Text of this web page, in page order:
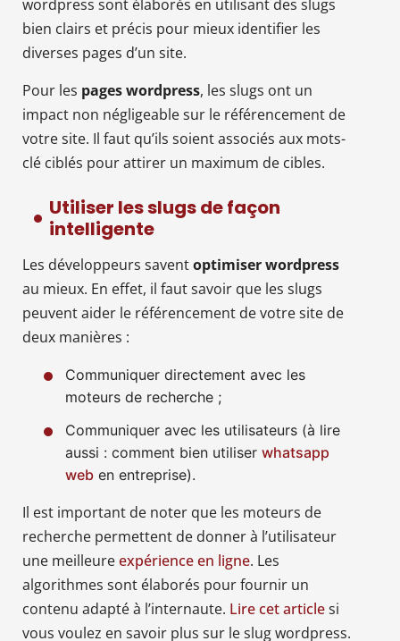
wordpress sont élaborés en utilisant des slugs
bien clairs et précis pour mieux identifier les
diverses pages d’un site.
Pour les pages wordpress, les slugs ont un
impact non négligeable sur le référencement de
votre site. Il faut qu’ils soient associés aux mots-
clé ciblés pour attirer un maximum de cibles.
Utiliser les slugs de façon
intelligente
Les développeurs saventoptimiser wordpress
au mieux. En effet, il faut savoir que les slugs
peuvent aider le référencement de votre site de
deux manières :
Communiquer directement avec les
moteurs de recherche ;
Communiquer avec les utilisateurs (à lire
aussi : comment bien utiliser whatsapp
web en entreprise).
Il est important de noter que les moteurs de
recherche permettent de donner à l’utilisateur
une meilleureexpérience en ligne. Les
algorithmes sont élaborés pour fournir un
contenu adapté à l’internaute. Lire cet articlesi
vous voulez en savoir plus sur le slug wordpress.